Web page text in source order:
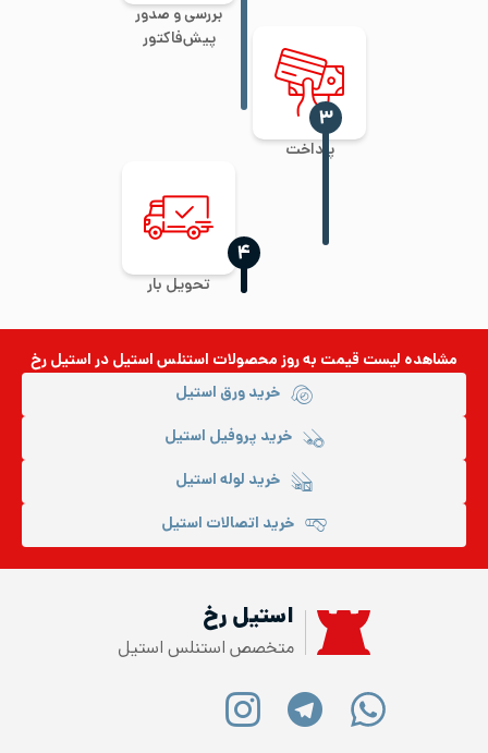
بررسی و صدور
پیش‌فاکتور
پرداخت
‍۳
تحویل بار
‍۴
مشاهده لیست قیمت به روزمحصولات استنلس استیلدر استیل رخ
خرید ورق استیل
خرید پروفیل استیل
خرید لوله استیل
خرید اتصالات استیل
استیل رخ
متخصص استنلس استیل